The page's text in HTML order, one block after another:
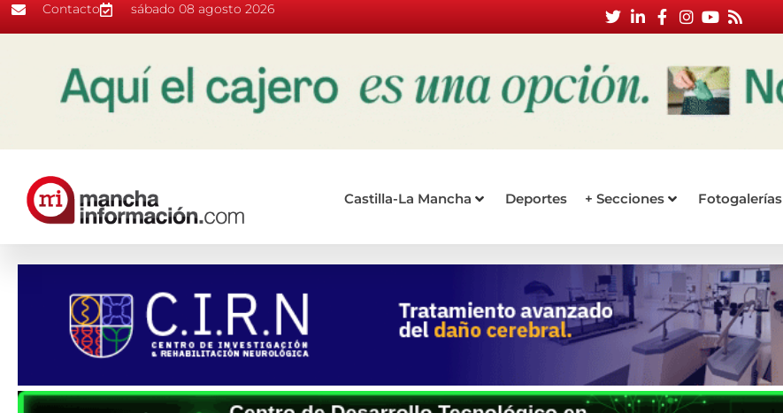
Contacto sábado 08 agosto 2026
Castilla-La Mancha Deportes + Secciones Fotogalerías